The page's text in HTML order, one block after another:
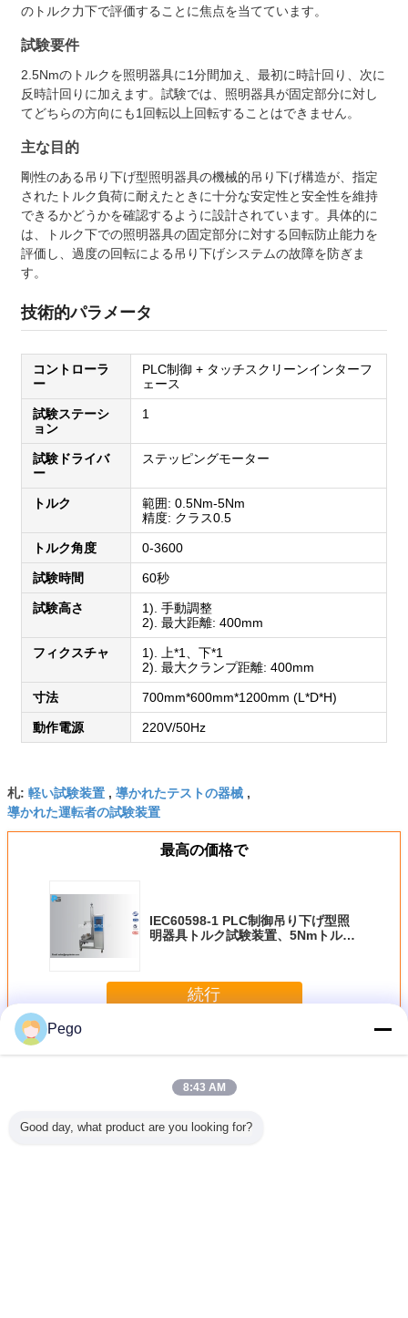
のトルク力下で評価することに焦点を当てています。
試験要件
2.5Nmのトルクを照明器具に1分間加え、最初に時計回り、次に
反時計回りに加えます。試験では、照明器具が固定部分に対し
てどちらの方向にも1回転以上回転することはできません。
主な目的
剛性のある吊り下げ型照明器具の機械的吊り下げ構造が、指定
されたトルク負荷に耐えたときに十分な安定性と安全性を維持
できるかどうかを確認するように設計されています。具体的に
は、トルク下での照明器具の固定部分に対する回転防止能力を
評価し、過度の回転による吊り下げシステムの故障を防ぎま
す。
技術的パラメータ
コントローラ
ー
PLC制御 + タッチスクリーンインターフ
ェース
試験ステーシ
ョン
1
試験ドライバ
ー
ステッピングモーター
トルク
範囲: 0.5Nm-5Nm
精度: クラス0.5
トルク角度 0-3600
試験時間 60秒
試験高さ
1). 手動調整
2). 最大距離: 400mm
フィクスチャ
1). 上*1、下*1
2). 最大クランプ距離: 400mm
寸法 700mm*600mm*1200mm (L*D*H)
動作電源 220V/50Hz
札: 軽い試験装置 , 導かれたテストの器械 ,
導かれた運転者の試験装置
最高の価格で
IEC60598-1 PLC制御吊り下げ型照
明器具トルク試験装置、5Nmトルク
続行
多くLED の試験装置
Pego
8:43 AM
Good day, what product are you looking for?